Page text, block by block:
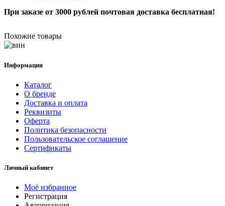
При заказе от 3000 рублей почтовая доставка бесплатная!
Похожие товары
Информация
Каталог
О бренде
Доставка и оплата
Реквизиты
Оферта
Политика безопасности
Пользовательское соглашение
Сертификаты
Личный кабинет
Моё избранное
Регистрация